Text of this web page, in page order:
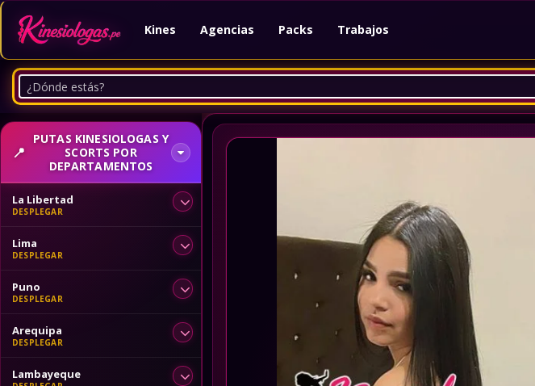
Kines Agencias Packs Trabajos
PUTAS KINESIOLOGAS Y
SCORTS POR
DEPARTAMENTOS
La Libertad
Lima
Puno
Arequipa
Lambayeque